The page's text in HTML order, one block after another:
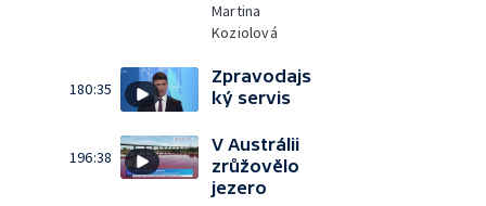
Martina
Koziolová
180:35
Zpravodajs
ký servis
196:38
V Austrálii
zrůžovělo
jezero